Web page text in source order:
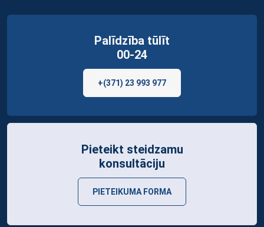
Palīdzība tūlīt
00-24
+(371) 23 993 977
Pieteikt steidzamu
konsultāciju
PIETEIKUMA FORMA